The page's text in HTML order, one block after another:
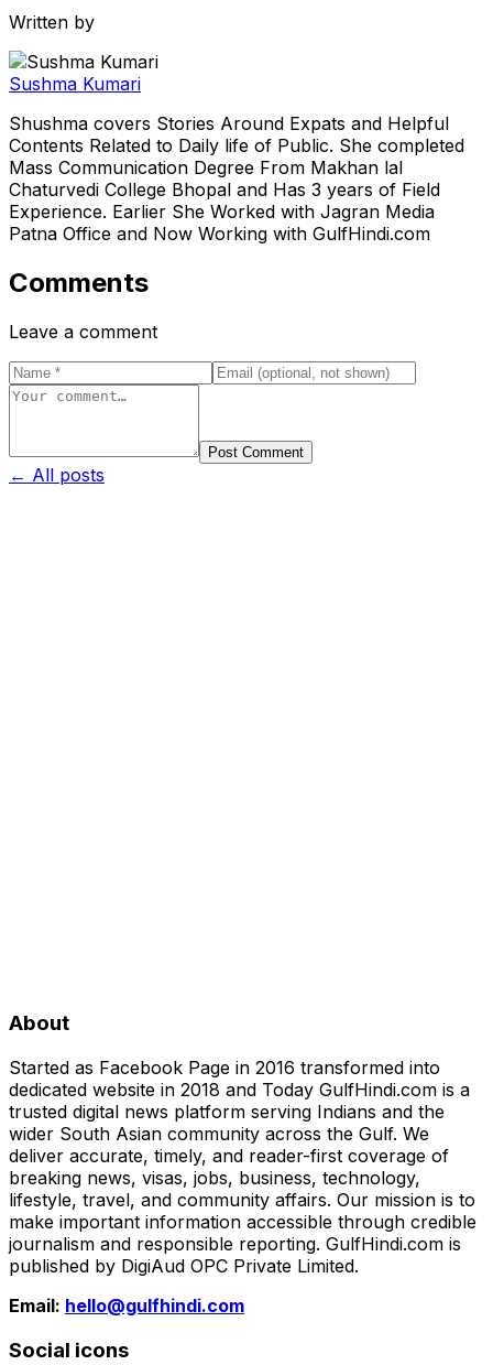
Written by
Sushma Kumari
Shushma covers Stories Around Expats and Helpful
Contents Related to Daily life of Public. She completed
Mass Communication Degree From Makhan lal
Chaturvedi College Bhopal and Has 3 years of Field
Experience. Earlier She Worked with Jagran Media
Patna Office and Now Working with GulfHindi.com
Comments
Leave a comment
Post Comment
← All posts
About
Started as Facebook Page in 2016 transformed into
dedicated website in 2018 and Today GulfHindi.com is a
trusted digital news platform serving Indians and the
wider South Asian community across the Gulf. We
deliver accurate, timely, and reader-first coverage of
breaking news, visas, jobs, business, technology,
lifestyle, travel, and community affairs. Our mission is to
make important information accessible through credible
journalism and responsible reporting. GulfHindi.com is
published by DigiAud OPC Private Limited.
Email: hello@gulfhindi.com
Social icons